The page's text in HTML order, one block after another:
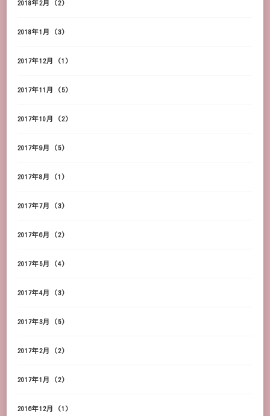
2018年2月 (2)
2018年1月 (3)
2017年12月 (1)
2017年11月 (5)
2017年10月 (2)
2017年9月 (5)
2017年8月 (1)
2017年7月 (3)
2017年6月 (2)
2017年5月 (4)
2017年4月 (3)
2017年3月 (5)
2017年2月 (2)
2017年1月 (2)
2016年12月 (1)